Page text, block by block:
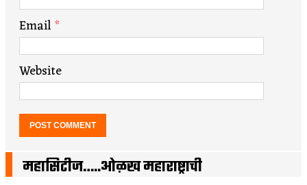
Email*
Website
महासिटीज…..ओळख महाराष्ट्राची